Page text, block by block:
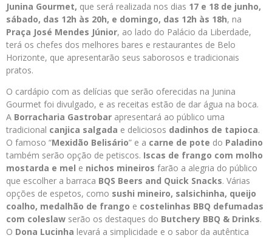
Junina Gourmet, que será realizada nos dias 17 e 18 de junho,
sábado, das 12h às 20h, e domingo, das 12h às 18h, na
Praça José Mendes Júnior, ao lado do Palácio da Liberdade,
terá os chefes dos melhores bares e restaurantes de Belo
Horizonte, que apresentarão seus saborosos e tradicionais
pratos.
O cardápio com as delícias que serão oferecidas na Junina
Gourmet foi divulgado, e as receitas estão de dar água na boca.
A Borracharia Gastrobar apresentará ao público uma
tradicional canjica salgada e deliciosos dadinhos de tapioca.
O famoso “Mexidão Belisário” e a carne de pote do Paladino
também serão opção de petiscos. Iscas de frango com molho
mostarda e mel e nichos mineiros farão a alegria do público
que escolher a barraca BQS Beers and Quick Snacks. Várias
opções de espetos, como sushi mineiro, salsichinha, queijo
coalho, medalhão de frango e costelinhas BBQ defumadas
com coleslaw serão os destaques do Butchery BBQ & Drinks.
O Dona Lucinha levará a simplicidade e o sabor da autêntica